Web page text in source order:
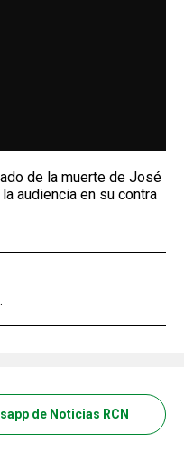
de la muerte de José
audiencia en su contra
de Noticias RCN